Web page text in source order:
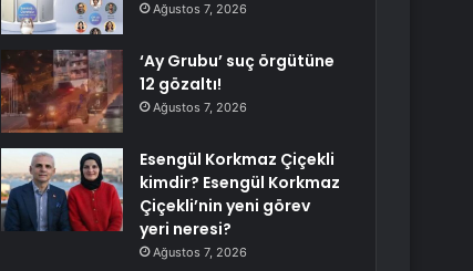
Ağustos 7, 2026
‘Ay Grubu’ suç örgütüne
12 gözaltı!
Ağustos 7, 2026
Esengül Korkmaz Çiçekli
kimdir? Esengül Korkmaz
Çiçekli’nin yeni görev
yeri neresi?
Ağustos 7, 2026